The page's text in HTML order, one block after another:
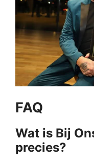
FAQ
Wat is Bij
precies?